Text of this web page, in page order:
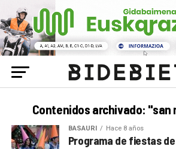
Contenidos archivado: "san
BASAURI Hace 8 años
Programa de fiestas de